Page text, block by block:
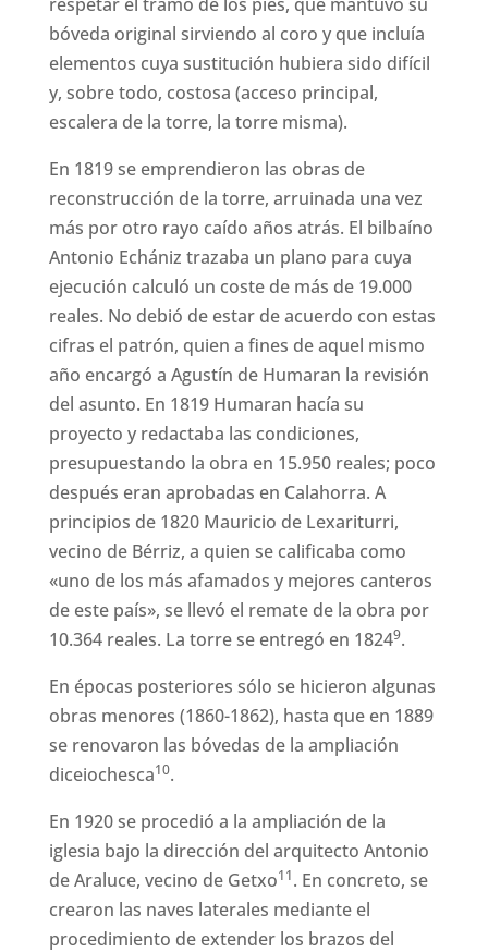
bóveda original sirviendo al coro y que incluía
elementos cuya sustitución hubiera sido difícil
y, sobre todo, costosa (acceso principal,
escalera de la torre, la torre misma).
En 1819 se emprendieron las obras de
reconstrucción de la torre, arruinada una vez
más por otro rayo caído años atrás. El bilbaíno
Antonio Echániz trazaba un plano para cuya
ejecución calculó un coste de más de 19.000
reales. No debió de estar de acuerdo con estas
cifras el patrón, quien a fines de aquel mismo
año encargó a Agustín de Humaran la revisión
del asunto. En 1819 Humaran hacía su
proyecto y redactaba las condiciones,
presupuestando la obra en 15.950 reales; poco
después eran aprobadas en Calahorra. A
principios de 1820 Mauricio de Lexariturri,
vecino de Bérriz, a quien se calificaba como
«uno de los más afamados y mejores canteros
de este país», se llevó el remate de la obra por
10.364 reales. La torre se entregó en 18249.
En épocas posteriores sólo se hicieron algunas
obras menores (1860-1862), hasta que en 1889
se renovaron las bóvedas de la ampliación
diceiochesca10.
En 1920 se procedió a la ampliación de la
iglesia bajo la dirección del arquitecto Antonio
de Araluce, vecino de Getxo11. En concreto, se
crearon las naves laterales mediante el
procedimiento de extender los brazos del